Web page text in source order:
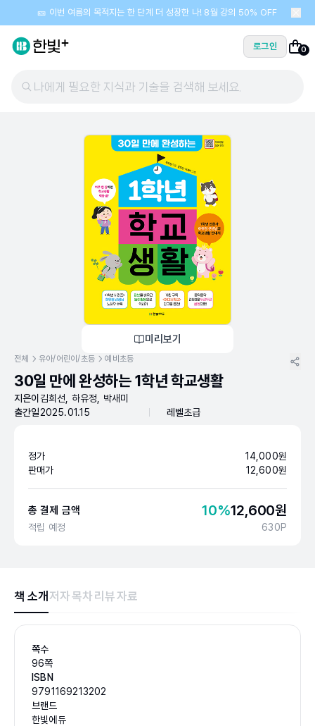
🎫 이번 여름의 목적지는 한 단계 더 성장한 나! 8월 강의 50% OFF
로그인 0
나에게 필요한 지식과 기술을 검색해 보세요.
미리보기
전체 유아/어린이/초등 예비초등
30일 만에 완성하는 1학년 학교생활
지은이 김희선, 하유정, 박새미
출간일2025.01.15 레벨초급
정가 14,000원
판매가
12,600원
총 결제 금액 10%12,600원
적립 예정 630P
책 소개 저자목차 리뷰 자료
쪽수
96쪽
ISBN
9791169213202
브랜드
한빛에듀